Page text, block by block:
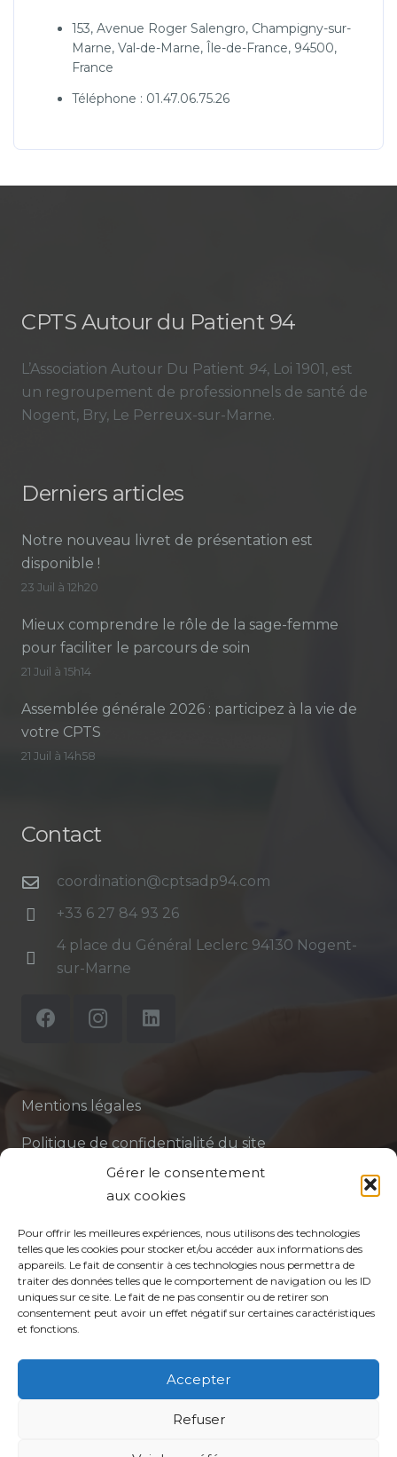
Gérer le consentement
aux cookies
Pour offrir les meilleures expériences, nous utilisons des technologies
telles que les cookies pour stocker et/ou accéder aux informations des
appareils. Le fait de consentir à ces technologies nous permettra de
traiter des données telles que le comportement de navigation ou les ID
uniques sur ce site. Le fait de ne pas consentir ou de retirer son
consentement peut avoir un effet négatif sur certaines caractéristiques
et fonctions.
Accepter
Refuser
153, Avenue Roger Salengro, Champigny-sur-
Marne, Val-de-Marne, Île-de-France, 94500,
France
Téléphone : 01.47.06.75.26
CPTS Autour du Patient 94
L’Association Autour Du Patient 94, Loi 1901, est
un regroupement de professionnels de santé de
Nogent, Bry, Le Perreux-sur-Marne.
Derniers articles
Notre nouveau livret de présentation est
disponible !
23 Juil à 12h20
Mieux comprendre le rôle de la sage-femme
pour faciliter le parcours de soin
21 Juil à 15h14
Assemblée générale 2026 : participez à la vie de
votre CPTS
21 Juil à 14h58
Contact
coordination@cptsadp94.com
+33 6 27 84 93 26
4 place du Général Leclerc 94130 Nogent-
sur-Marne
Mentions légales
Politique de confidentialité du site
Politique de protection des données de la CPTS
Votre CPTS